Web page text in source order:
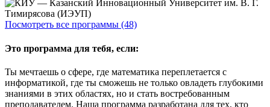
Посмотреть все программы (48)
Это программа для тебя, если:
Ты мечтаешь о сфере, где математика переплетается с
информатикой, где ты сможешь не только овладеть глубокими
знаниями в этих областях, но и стать востребованным
преподавателем. Наша программа разработана для тех, кто